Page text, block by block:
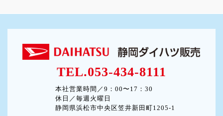
TEL.053-434-8111
本社営業時間／9：00〜17：30
休日／毎週火曜日
静岡県浜松市中央区笠井新田町1205-1